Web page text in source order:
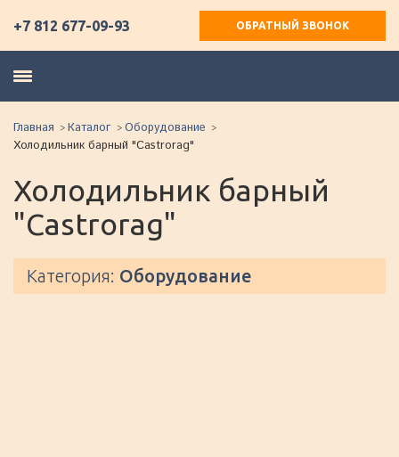
+7 812 677-09-93 ОБРАТНЫЙ ЗВОНОК
Главная Каталог
Оборудование
Холодильник барный "Castrorag"
Холодильник барный
"Castrorag"
Категория: Оборудование